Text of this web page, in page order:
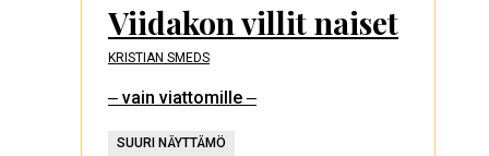
Viidakon villit naiset
KRISTIAN SMEDS
‒ vain viattomille ‒
SUURI NÄYTTÄMÖ